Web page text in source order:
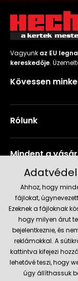
Vagyunk az EU
kereskedője.
Kövessen
Rólunk
Mindent a
Szerviz és
Aktuális
Szállítás és
Ahhoz, hogy
fájlokat,
Ezeknek a fájloknak
hogy milyen árut
bejelentkeznie, és
reklámokkal. A
kattintva kifejezi
lehetővé teszi, hogy
úgy állíthassuk